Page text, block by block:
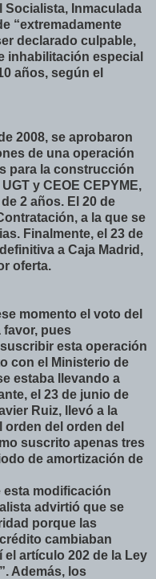
Socialista, Inmaculada
“extremadamente
declarado culpable,
inhabilitación especial
años, según el
2008, se aprobaron
de una operación
para la construcción
y CEOE CEPYME,
2 años. El 20 de
a la que se
Finalmente, el 23 de
a Caja Madrid,
oferta.
momento el voto del
favor, pues
esta operación
con el Ministerio de
estaba llevando a
el 23 de junio de
Ruiz, llevó a la
del orden del
suscrito apenas tres
de amortización de
esta modificación
advirtió que se
porque las
cambiaban
artículo 202 de la Ley
Además, los